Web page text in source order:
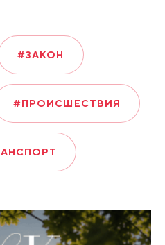
#ЗАКОН
#ПРОИСШЕСТВИЯ